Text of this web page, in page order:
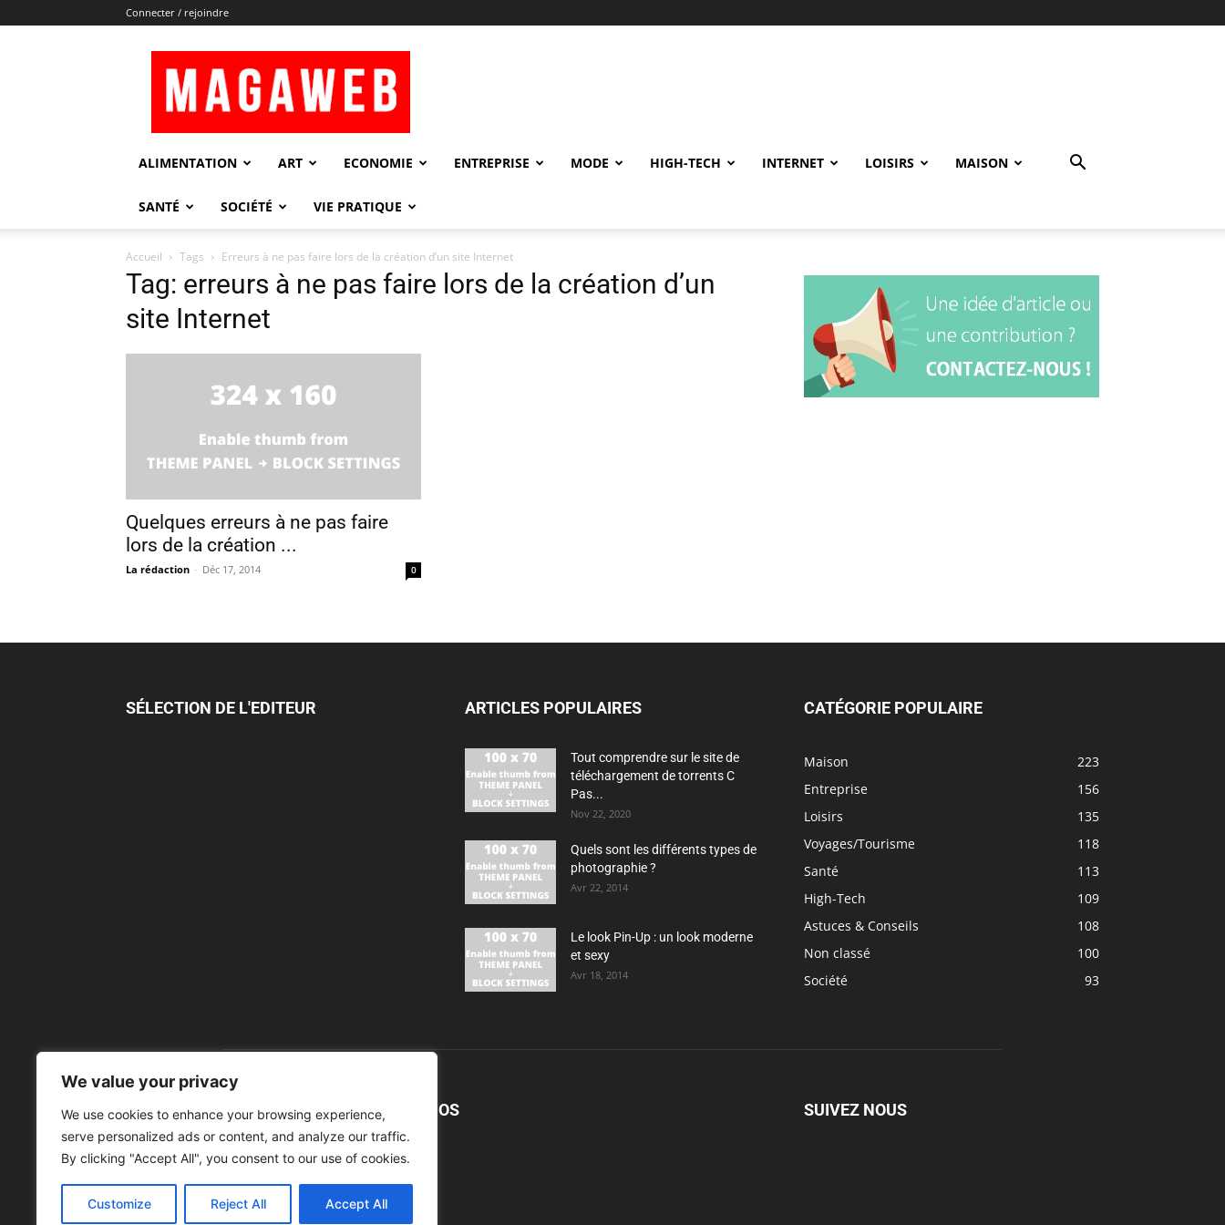
We value your privacy
We use cookies to enhance your browsing experience,
serve personalized ads or content, and analyze our traffic.
By clicking "Accept All", you consent to our use of cookies.
Customize Reject All Accept All
Connecter / rejoindre
ALIMENTATION ART ECONOMIE ENTREPRISE MODE HIGH-TECH INTERNET LOISIRS MAISON
SANTÉ SOCIÉTÉ VIE PRATIQUE
Accueil Tags Erreurs à ne pas faire lors de la création d’un site Internet
Tag: erreurs à ne pas faire lors de la création d’un
site Internet
Quelques erreurs à ne pas faire
lors de la création ...
La rédaction - Déc 17, 2014 0
SÉLECTION DE L'EDITEUR ARTICLES POPULAIRES
Tout comprendre sur le site de
téléchargement de torrents C
Pas...
Nov 22, 2020
Quels sont les différents types de
photographie ?
Avr 22, 2014
Le look Pin-Up : un look moderne
et sexy
Avr 18, 2014
CATÉGORIE POPULAIRE
Maison
223
Entreprise
156
Loisirs
135
Voyages/Tourisme
118
Santé
113
High-Tech
109
Astuces & Conseils
108
Non classé
100
Société
93
À PROPOS SUIVEZ NOUS